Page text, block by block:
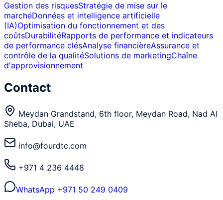
Gestion des risquesStratégie de mise sur le
marchéDonnées et intelligence artificielle
(IA)Optimisation du fonctionnement et des
coûtsDurabilitéRapports de performance et indicateurs
de performance clésAnalyse financièreAssurance et
contrôle de la qualitéSolutions de marketingChaîne
d'approvisionnement
Contact
Meydan Grandstand, 6th floor, Meydan Road, Nad Al
Sheba, Dubai, UAE
info@fourdtc.com
+971 4 236 4448
WhatsApp +971 50 249 0409